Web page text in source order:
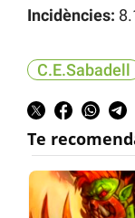
Incidències:
C.E.Sabadell